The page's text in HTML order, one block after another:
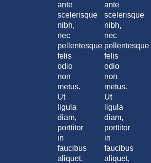
ante
scelerisque
nibh,
nec
pellentesque
felis
odio
non
metus.
Ut
ligula
diam,
porttitor
in
faucibus
aliquet,
ante
scelerisque
nibh,
nec
pellentesque
felis
odio
non
metus.
Ut
ligula
diam,
porttitor
in
faucibus
aliquet,